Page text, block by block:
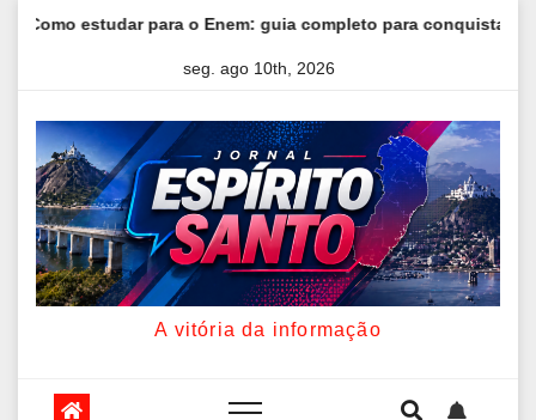
Skip
guia completo para conquistar a vaga na universidade
seg. ago 10th, 2026
A vitória da informação